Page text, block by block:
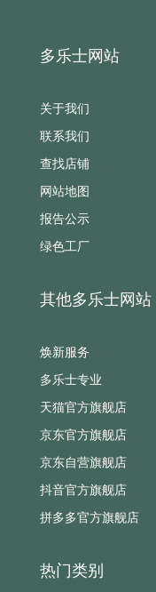
多乐士网站
关于我们
联系我们
查找店铺
网站地图
报告公示
绿色工厂
其他多乐士网站
焕新服务
多乐士专业
天猫官方旗舰店
京东官方旗舰店
京东自营旗舰店
抖音官方旗舰店
拼多多官方旗舰店
热门类别